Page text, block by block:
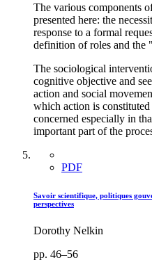
The various components
presented here: the
response to a formal
definition of roles and the
The sociological
cognitive objective and
action and social
which action is
concerned especially in
important part of the
PDF
Savoir scientifique, politiques
perspectives
Dorothy Nelkin
pp. 46–56